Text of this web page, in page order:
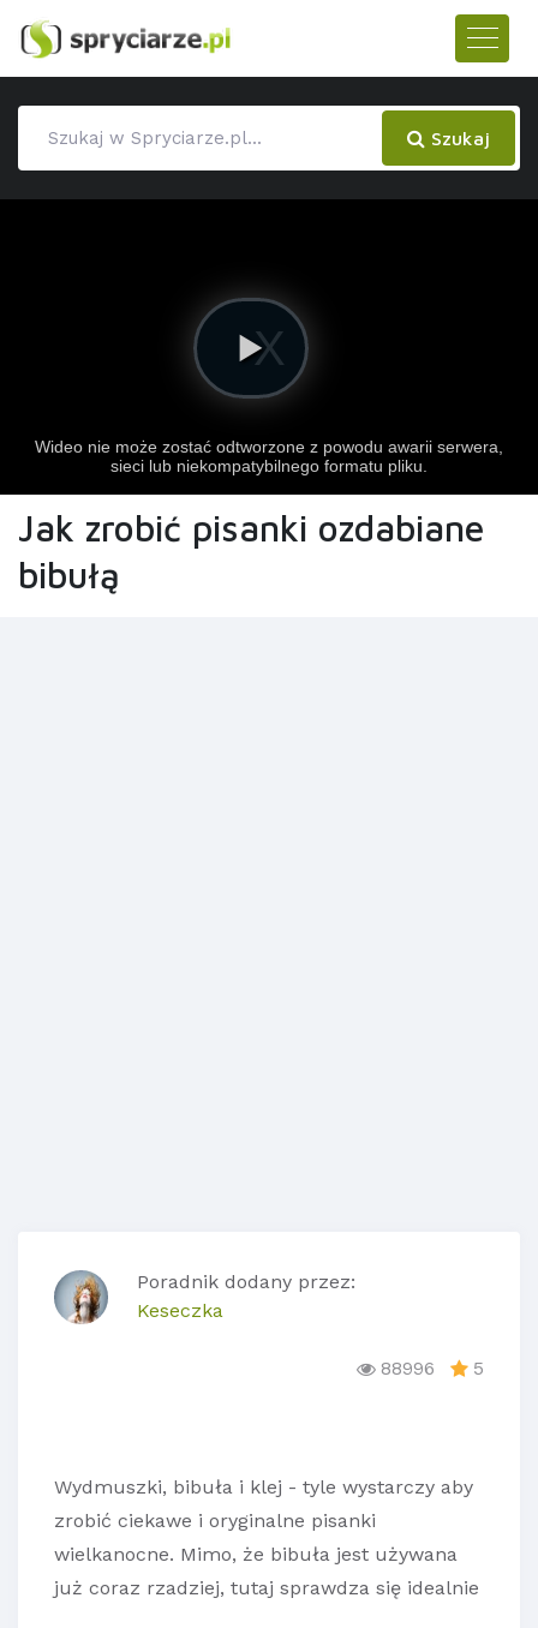
Szukaj
Jak zrobić pisanki ozdabiane
bibułą
Poradnik dodany przez:
Keseczka
88996 5
Wydmuszki, bibuła i klej - tyle wystarczy aby
zrobić ciekawe i oryginalne pisanki
wielkanocne. Mimo, że bibuła jest używana
już coraz rzadziej, tutaj sprawdza się idealnie